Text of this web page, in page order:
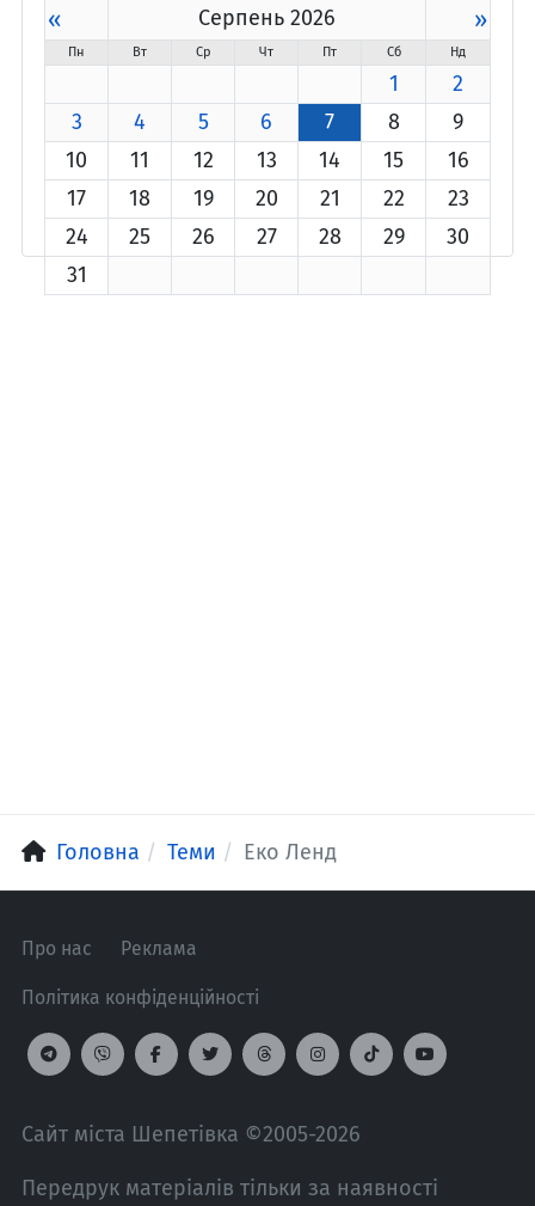
« Серпень 2026 »
Пн Вт Ср Чт Пт Сб Нд
1
2
3
4 5 6 7 8
9
10
11 12 13 14 15
16
17
18 19 20 21 22
23
24
25 26 27 28 29
30
31
Головна Теми Еко Ленд
Про нас Реклама
Політика конфіденційності
Сайт міста Шепетівка ©2005-2026
Передрук матеріалів тільки за наявності